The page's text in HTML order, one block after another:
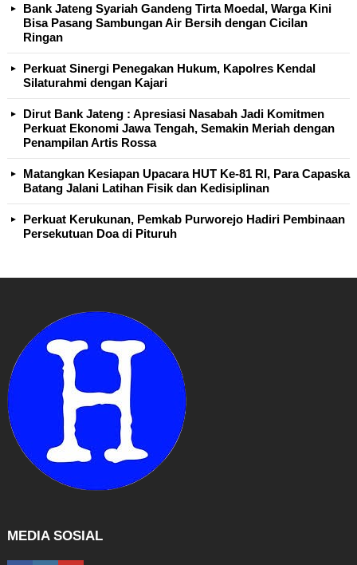
Bank Jateng Syariah Gandeng Tirta Moedal, Warga Kini
Bisa Pasang Sambungan Air Bersih dengan Cicilan
Ringan
Perkuat Sinergi Penegakan Hukum, Kapolres Kendal
Silaturahmi dengan Kajari
Dirut Bank Jateng : Apresiasi Nasabah Jadi Komitmen
Perkuat Ekonomi Jawa Tengah, Semakin Meriah dengan
Penampilan Artis Rossa
Matangkan Kesiapan Upacara HUT Ke-81 RI, Para Capaska
Batang Jalani Latihan Fisik dan Kedisiplinan
Perkuat Kerukunan, Pemkab Purworejo Hadiri Pembinaan
Persekutuan Doa di Pituruh
MEDIA SOSIAL
facebookinstagramyoutube